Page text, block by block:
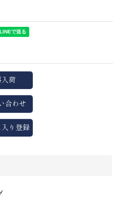
入荷
合わせ
入り登録